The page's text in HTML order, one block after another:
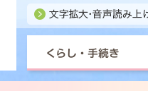
くらし・手続き